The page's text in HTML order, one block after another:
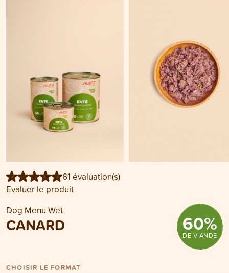
61 évaluation(s)
Evaluer le produit
Dog Menu Wet
CANARD 60%
DE VIANDE
CHOISIR LE FORMAT